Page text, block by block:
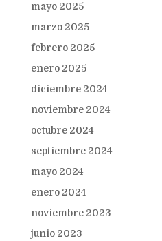
mayo 2025
marzo 2025
febrero 2025
enero 2025
diciembre 2024
noviembre 2024
octubre 2024
septiembre 2024
mayo 2024
enero 2024
noviembre 2023
junio 2023